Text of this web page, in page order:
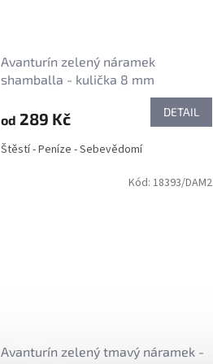
Avanturín zelený náramek
shamballa - kulička 8 mm
od 289 Kč DETAIL
Štěstí - Peníze - Sebevědomí
Avanturín zelený tmavý náramek -
Kód: 18393/DAM2